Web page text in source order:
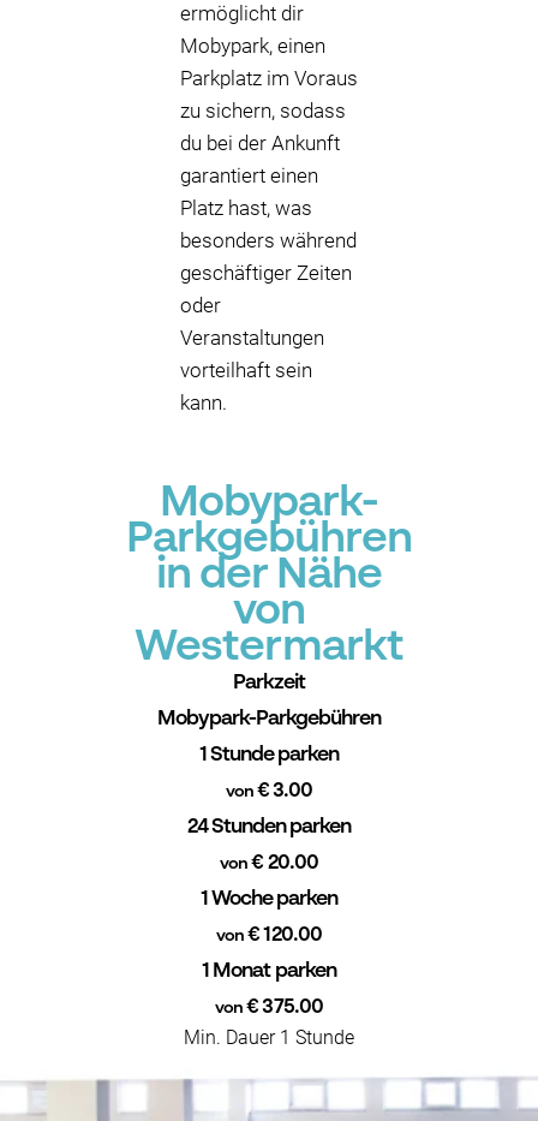
ermöglicht dir
Mobypark, einen
Parkplatz im Voraus
zu sichern, sodass
du bei der Ankunft
garantiert einen
Platz hast, was
besonders während
geschäftiger Zeiten
oder
Veranstaltungen
vorteilhaft sein
kann.
Mobypark-
Parkgebühren
in der Nähe
von
Westermarkt
Parkzeit
Mobypark-Parkgebühren
1 Stunde parken
von€ 3.00
24 Stunden parken
von € 20.00
1 Woche parken
von € 120.00
1 Monat parken
von € 375.00
Min. Dauer 1 Stunde